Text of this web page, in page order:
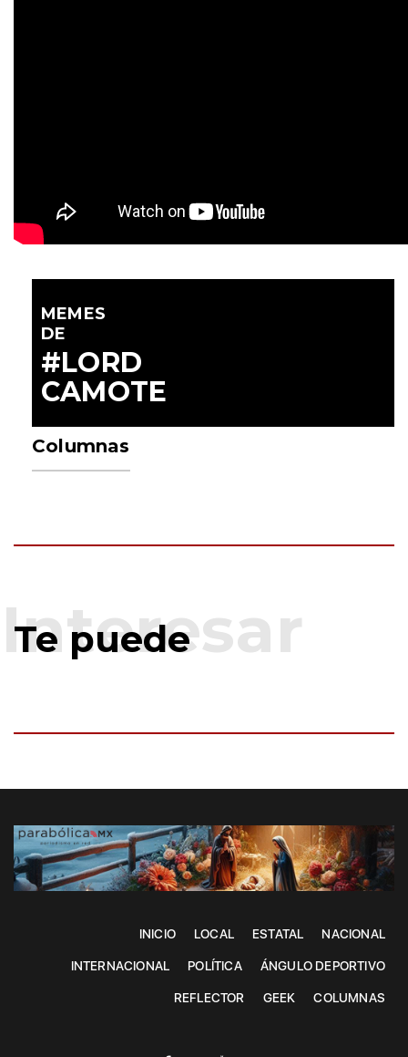
MEMES
DE
#LORD
CAMOTE
Columnas
Te puede
INICIO LOCAL ESTATAL NACIONAL
INTERNACIONAL POLÍTICA ÁNGULO DEPORTIVO
REFLECTOR GEEK COLUMNAS